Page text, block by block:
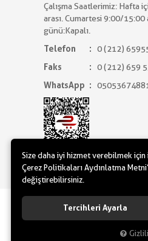
Çalışma Saatlerimiz: Hafta
arası. Cumartesi 9:00/15:00
günü:Kapalı.
Telefon
0 (212)
Faks
0 (212) 659
WhatsApp
Size daha iyi hizmet verebilmek
Çerez Politikaları Aydınlatma
değiştirebilirsiniz.
Tercihleri Ayarla